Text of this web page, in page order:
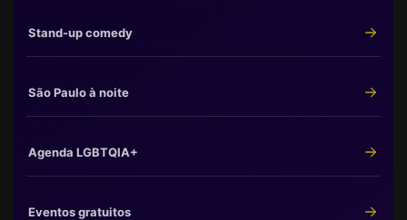
Stand-up comedy
São Paulo à noite
Agenda LGBTQIA+
Eventos gratuitos